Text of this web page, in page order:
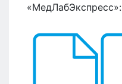
«МедЛабЭкспресс»: